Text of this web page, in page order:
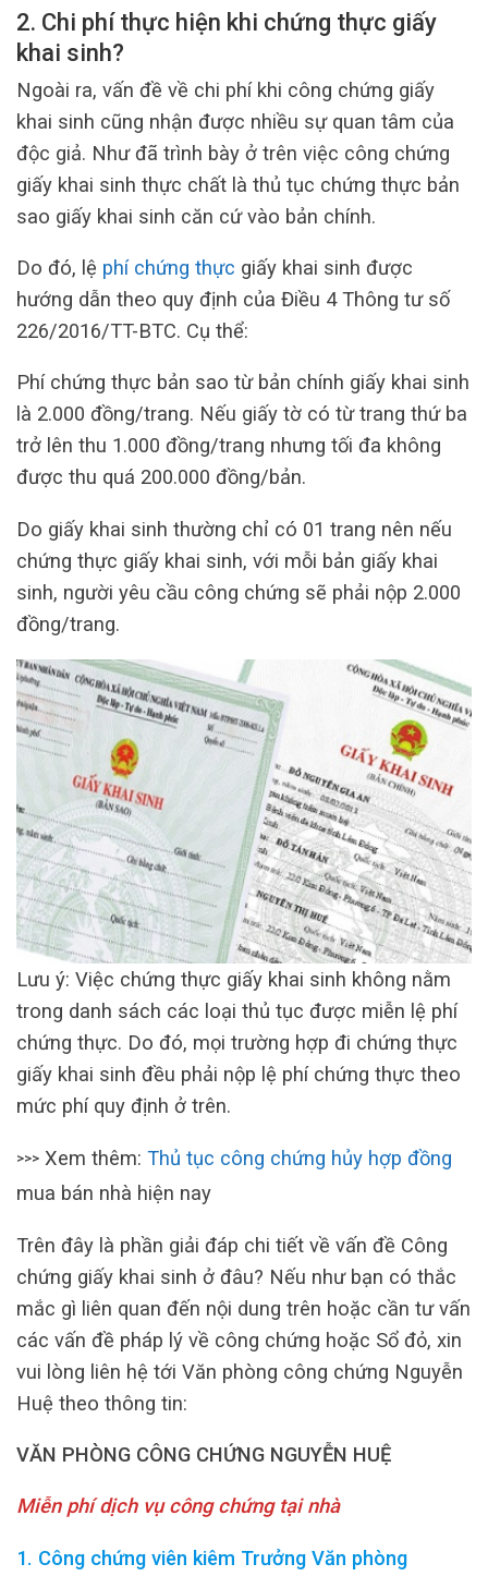
2. Chi phí thực hiện khi chứng thực giấy
khai sinh?
Ngoài ra, vấn đề về chi phí khi công chứng giấy
khai sinh cũng nhận được nhiều sự quan tâm của
độc giả. Như đã trình bày ở trên việc công chứng
giấy khai sinh thực chất là thủ tục chứng thực bản
sao giấy khai sinh căn cứ vào bản chính.
Do đó, lệ phí chứng thực giấy khai sinh được
hướng dẫn theo quy định của Điều 4 Thông tư số
226/2016/TT-BTC. Cụ thể:
Phí chứng thực bản sao từ bản chính giấy khai sinh
là 2.000 đồng/trang. Nếu giấy tờ có từ trang thứ ba
trở lên thu 1.000 đồng/trang nhưng tối đa không
được thu quá 200.000 đồng/bản.
Do giấy khai sinh thường chỉ có 01 trang nên nếu
chứng thực giấy khai sinh, với mỗi bản giấy khai
sinh, người yêu cầu công chứng sẽ phải nộp 2.000
đồng/trang.
Lưu ý: Việc chứng thực giấy khai sinh không nằm
trong danh sách các loại thủ tục được miễn lệ phí
chứng thực. Do đó, mọi trường hợp đi chứng thực
giấy khai sinh đều phải nộp lệ phí chứng thực theo
mức phí quy định ở trên.
>>> Xem thêm: Thủ tục công chứng hủy hợp đồng
mua bán nhà hiện nay
Trên đây là phần giải đáp chi tiết về vấn đề Công
chứng giấy khai sinh ở đâu? Nếu như bạn có thắc
mắc gì liên quan đến nội dung trên hoặc cần tư vấn
các vấn đề pháp lý về công chứng hoặc Sổ đỏ, xin
vui lòng liên hệ tới Văn phòng công chứng Nguyễn
Huệ theo thông tin:
VĂN PHÒNG CÔNG CHỨNG NGUYỄN HUỆ
Miễn phí dịch vụ công chứng tại nhà
1. Công chứng viên kiêm Trưởng Văn phòng